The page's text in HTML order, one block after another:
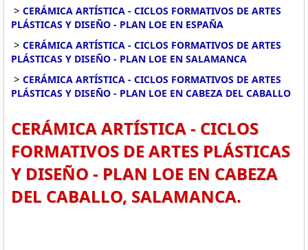
> CERÁMICA ARTÍSTICA - CICLOS FORMATIVOS DE ARTES
PLÁSTICAS Y DISEÑO - PLAN LOE EN ESPAÑA
> CERÁMICA ARTÍSTICA - CICLOS FORMATIVOS DE ARTES
PLÁSTICAS Y DISEÑO - PLAN LOE EN SALAMANCA
> CERÁMICA ARTÍSTICA - CICLOS FORMATIVOS DE ARTES
PLÁSTICAS Y DISEÑO - PLAN LOE EN CABEZA DEL CABALLO
CERÁMICA ARTÍSTICA - CICLOS
FORMATIVOS DE ARTES PLÁSTICAS
Y DISEÑO - PLAN LOE EN CABEZA
DEL CABALLO, SALAMANCA.